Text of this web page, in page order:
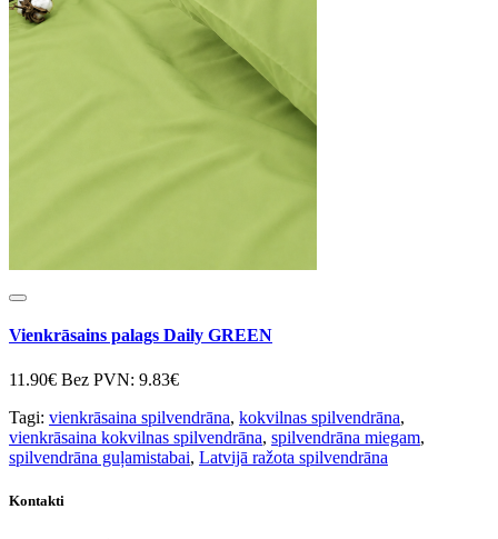
Vienkrāsains palags Daily GREEN
11.90€ Bez PVN: 9.83€
Tagi: vienkrāsaina spilvendrāna, kokvilnas spilvendrāna,
vienkrāsaina kokvilnas spilvendrāna, spilvendrāna miegam,
spilvendrāna guļamistabai, Latvijā ražota spilvendrāna
Kontakti